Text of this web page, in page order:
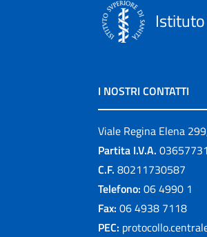
I NOSTRI CONTATTI
Viale Regina Elena
Partita I.V.A.
C.F. 80211730587
Telefono: 06 4990 1
Fax: 06 4938 7118
PEC: